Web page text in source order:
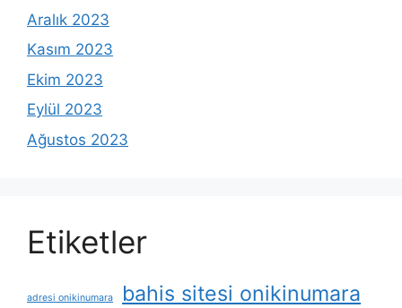
Aralık 2023
Kasım 2023
Ekim 2023
Eylül 2023
Ağustos 2023
Etiketler
adresi onikinumara bahis sitesi onikinumara